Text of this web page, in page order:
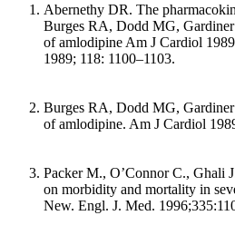
Abernethy DR. The
Burges RA, Dodd MG,
of amlodipine Am J Cardiol
1989; 118: 1100–1103.
Burges RA, Dodd MG,
of amlodipine. Am J Cardiol
Packer M., O’Connor C., Ghali
on morbidity and mortality in
New. Engl. J. Med.